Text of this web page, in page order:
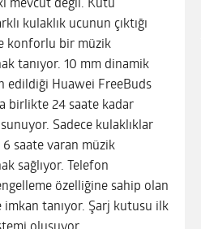
mevcut değil. Kutu
kulaklık ucunun çıktığı
konforlu bir müzik
tanıyor. 10 mm dinamik
edildiği Huawei FreeBuds
birlikte 24 saate kadar
Sadece kulaklıklar
saate varan müzik
sağlıyor. Telefon
özelliğine sahip olan
imkan tanıyor. Şarj kutusu ilk